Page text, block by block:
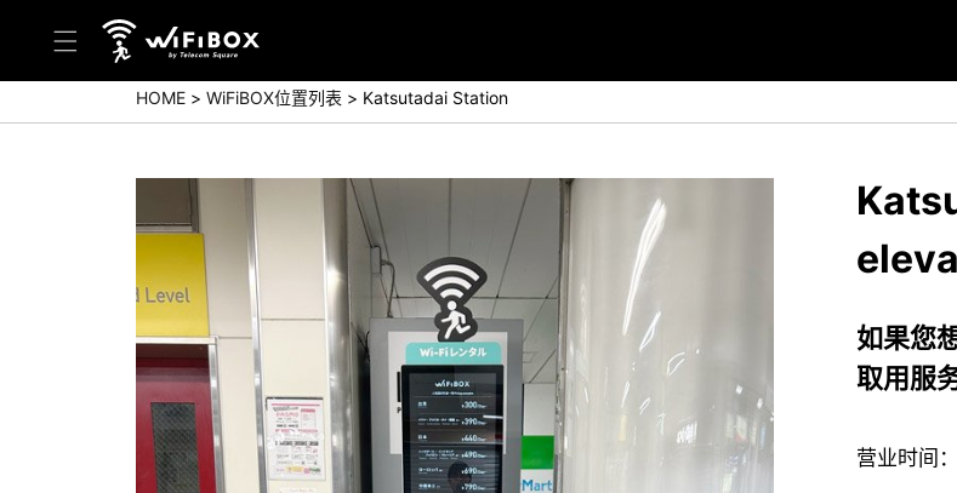
帮助／询问
帮助中心(日本语)
帮助中心(英语)
询问(日本语)
询问(英语)
HOME WiFiBOX位置列表 Katsutadai Station
如果您
取用服
营业时间：